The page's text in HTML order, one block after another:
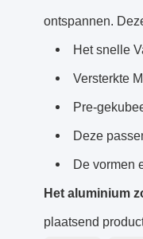
ontspannen.
Het snelle
Versterkte
Pre-
Deze
De vormen
Het aluminium
plaatsend